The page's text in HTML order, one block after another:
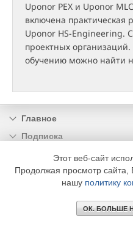
Uponor PEX и Uponor
включена практическая
Uponor HS-Engineering.
проектных
обучению можно найти
Главное
Подписка
Информация
© 2002 - 2026 OOO Издательский
Этот веб-сайт
Продолжая просмотр сайта,
нашу политику
ОК. БОЛЬШЕ